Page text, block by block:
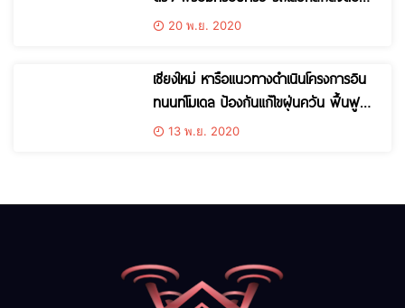
อินทนนท์
20 พ.ย. 2020
เชียงใหม่ หารือแนวทางดำเนินโครงการอิน
ทนนท์โมเดล ป้องกันแก้ไขฝุ่นควัน ฟื้นฟูป่า
ต้นน้ำ13 พ.ย. 2020